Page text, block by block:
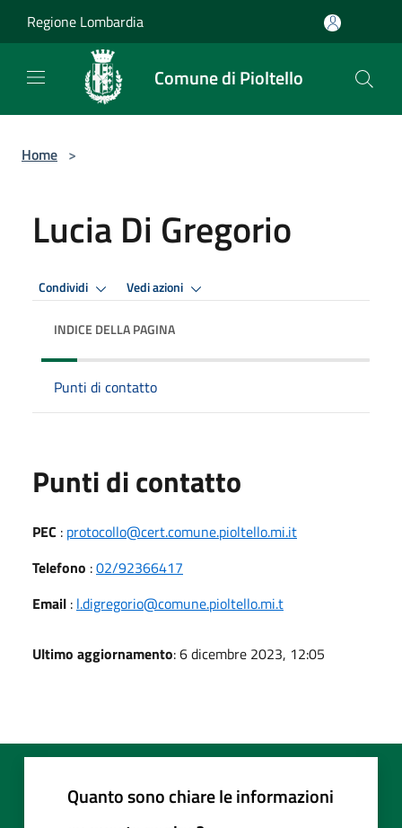
Regione Lombardia
Comune di Pioltello
Home >
Lucia Di Gregorio
Condividi Vedi azioni
INDICE DELLA PAGINA
Punti di contatto
Punti di contatto
PEC : protocollo@cert.comune.pioltello.mi.it
Telefono :02/92366417
Email : l.digregorio@comune.pioltello.mi.t
Ultimo aggiornamento: 6 dicembre 2023, 12:05
Quanto sono chiare le informazioni